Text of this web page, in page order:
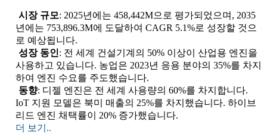
시장 규모: 2025년에는 458,442M으로 평가되었으며, 2035
년에는 753,896.3M에 도달하여 CAGR 5.1%로 성장할 것으
로 예상됩니다.
성장 동인: 전 세계 건설기계의 50% 이상이 산업용 엔진을
사용하고 있습니다. 농업은 2023년 응용 분야의 35%를 차지
하여 엔진 수요를 주도했습니다.
동향: 디젤 엔진은 전 세계 사용량의 60%를 차지합니다.
IoT 지원 모델은 북미 매출의 25%를 차지했습니다. 하이브
리드 엔진 채택률이 20% 증가했습니다.
더 보기..